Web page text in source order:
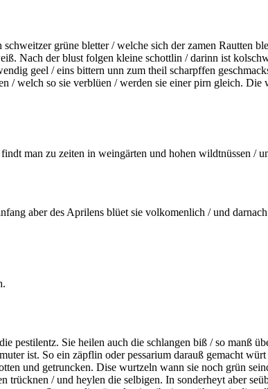
schweitzer grüne bletter / welche sich der zamen Rautten
Nach derblust folgen kleine schottlin / darinn ist
geel / eins bittern unn zum theil scharpffen
/ welch so sie verblüen / werden sie einerpirn gleich. Die
man zu zeiten in weingärten und hohen wildtnüssen /
aber des Aprilens blüet sie volkomenlich / und
Sie heilen auch die schlangen biß / so manß
muterist. So ein zäpflin oderpessarium darauß gemacht
und getruncken. Dise wurtzeln wann sie noch grün
/ und heylen die selbigen. In sonderheyt aber